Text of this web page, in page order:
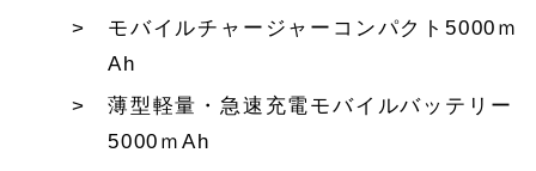
モバイルチャージャーコンパクト5000ｍ
Ah
薄型軽量・急速充電モバイルバッテリー
5000ｍAh